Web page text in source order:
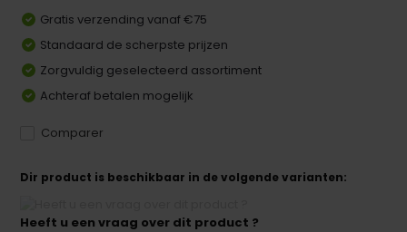
Gratis verzending vanaf €75
Standaard de scherpste prijzen
Zorgvuldig geselecteerd assortiment
Achteraf betalen mogelijk
Comparer
Dir product is beschikbaar in de volgende varianten:
Heeft u een vraag over dit product ?